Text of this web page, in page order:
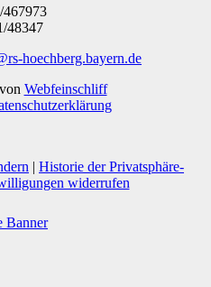
467973
48347
hoechberg.bayern.de
Webfeinschliff
| Historie der Privatsphäre-
widerrufen
Banner